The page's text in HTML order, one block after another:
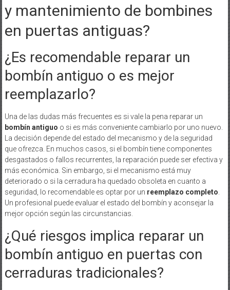
y mantenimiento de bombines
en puertas antiguas?
¿Es recomendable reparar un
bombín antiguo o es mejor
reemplazarlo?
Una de las dudas más frecuentes es si vale la pena reparar un
bombín antiguo o si es más conveniente cambiarlo por uno nuevo.
La decisión depende del estado del mecanismo y de la seguridad
que ofrezca. En muchos casos, si el bombín tiene componentes
desgastados o fallos recurrentes, la reparación puede ser efectiva y
más económica. Sin embargo, si el mecanismo está muy
deteriorado o si la cerradura ha quedado obsoleta en cuanto a
seguridad, lo recomendable es optar por un reemplazo completo
Un profesional puede evaluar el estado del bombín y aconsejar la
mejor opción según las circunstancias.
¿Qué riesgos implica reparar un
bombín antiguo en puertas con
cerraduras tradicionales?